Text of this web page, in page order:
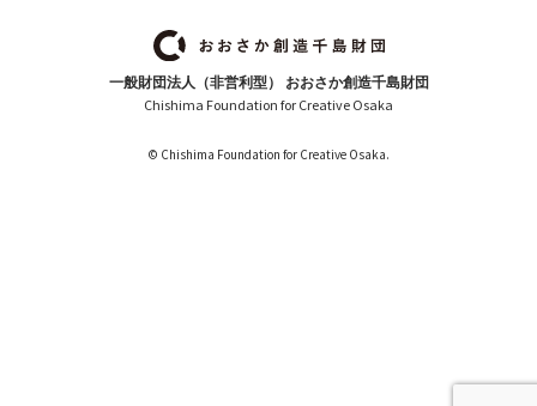
一般財団法人（非営利型） おおさか創造千島財団
Chishima Foundation for Creative Osaka
© Chishima Foundation for Creative Osaka.